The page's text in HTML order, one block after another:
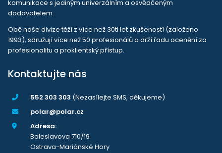
komunikace s jediným univerzálním a osvědčeným
dodavatelem.
Obě naše divize těží z více než 30ti let zkušeností (založeno
1993), sdružují více než 50 profesionálů a drží řadu ocenění za
profesionalitu a proklientský přístup.
Kontaktujte nás
552 303 303 (Nezasílejte SMS, děkujeme)
polar@polar.cz
Adresa:
Boleslavova 710/19
Ostrava-Mariánské Hory